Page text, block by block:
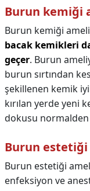
Burun kemiği
Burun kemiği
bacak kemikleri
geçer. Burun
burun sırtından
şekillenen kemik
kırılan yerde yeni
dokusu
Burun estetiği
Burun estetiği
enfeksiyon ve